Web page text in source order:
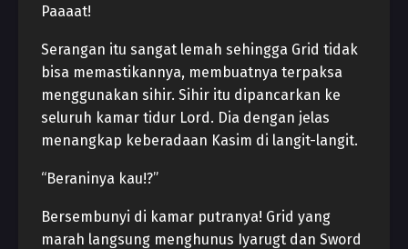
Paaaat!
Serangan itu sangat lemah sehingga Grid tidak
bisa memastikannya, membuatnya terpaksa
menggunakan sihir. Sihir itu dipancarkan ke
seluruh kamar tidur Lord. Dia dengan jelas
menangkap keberadaan Kasim di langit-langit.
“Beraninya kau!?”
Bersembunyi di kamar putranya! Grid yang
marah langsung menghunus Iyarugt dan Sword